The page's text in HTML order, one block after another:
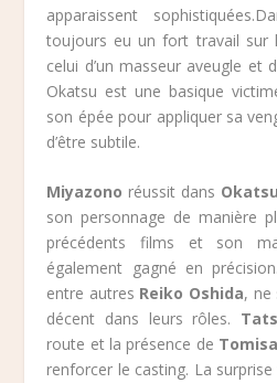
apparaissent
toujours eu un fort travail sur
celui d’un masseur aveugle et
Okatsu est une basique
son épée pour appliquer sa
d’être subtile.
Miyazono réussit dans
son personnage de manière
précédents films et son
également gagné en
entre autres Reiko Oshida, ne
décent dans leurs rôles.
route et la présence de
renforcer le casting. La surprise